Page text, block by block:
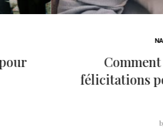
NAISSANCE
Comment
félicitations pour